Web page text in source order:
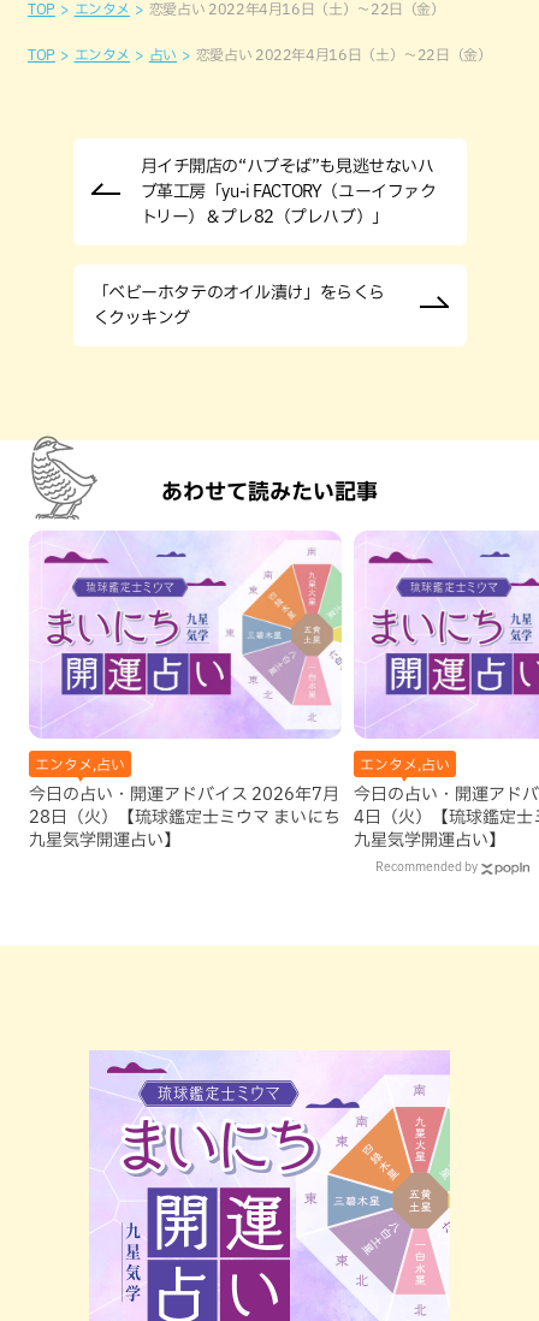
TOP エンタメ 恋愛占い 2022年4月16日（土）～22日（金）
TOP エンタメ 占い 恋愛占い 2022年4月16日（土）～22日（金）
月イチ開店の“ハブそば”も見逃せないハ
ブ革工房「yu-i FACTORY（ユーイファク
トリー）＆プレ82（プレハブ）」
「ベビーホタテのオイル漬け」をらくら
くクッキング
あわせて読みたい記事
エンタメ,占い
今日の占い・開運アドバイス 2026年7月
28日（火）【琉球鑑定士ミウマ まいにち
九星気学開運占い】
エンタメ,占い
今日の占い・開運アド
4日（火）【琉球鑑定士
九星気学開運占い】
Recommended by